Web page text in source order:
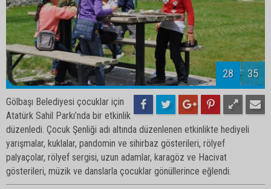
30 35
Gölbaşı Belediyesi çocuklar için
Atatürk Sahil Parkı’nda bir etkinlik
düzenledi. Çocuk Şenliği adı altında düzenlenen etkinlikte hediyeli
yarışmalar, kuklalar, pandomin ve sihirbaz gösterileri, rölyef
palyaçolar, rölyef sergisi, uzun adamlar, karagöz ve Hacivat
gösterileri, müzik ve danslarla çocuklar gönüllerince eğlendi.